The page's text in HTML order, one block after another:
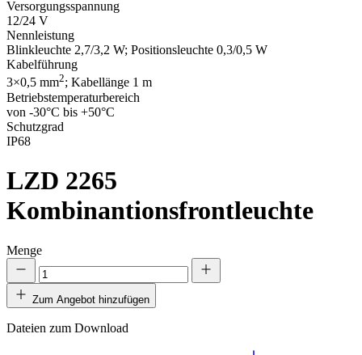
Versorgungsspannung
12/24 V
Nennleistung
Blinkleuchte 2,7/3,2 W; Positionsleuchte 0,3/0,5 W
Kabelführung
3×0,5 mm2; Kabellänge 1 m
Betriebstemperaturbereich
von -30°C bis +50°C
Schutzgrad
IP68
LZD 2265
Kombinantionsfrontleuchte
Menge
Zum Angebot hinzufügen
Dateien zum Download